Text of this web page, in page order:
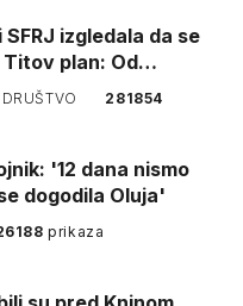
SFRJ izgledala da se
plan: Od
do Istanbula!
281854
'12 dana nismo
dogodila Oluja'
prikaza